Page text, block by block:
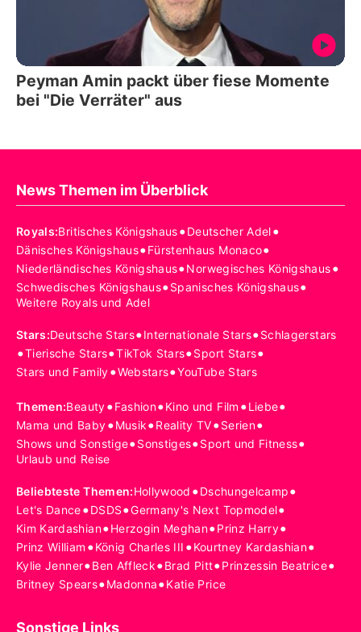
Peyman Amin packt über fiese Momente
bei "Die Verräter" aus
News Themen im Überblick
Royals:Britisches Königshaus•Deutscher Adel•
Dänisches Königshaus•Fürstenhaus Monaco•
Niederländisches Königshaus•Norwegisches Königshaus•
Schwedisches Königshaus•Spanisches Königshaus•
Weitere Royals und Adel
Stars:Deutsche Stars•Internationale Stars•Schlagerstars
•Tierische Stars•TikTok Stars•Sport Stars•
Stars und Family•Webstars•YouTube Stars
Themen:Beauty•Fashion•Kino und Film •Liebe•
Mama und Baby•Musik•Reality TV•Serien•
Shows und Sonstige•Sonstiges•Sport und Fitness•
Urlaub und Reise
Beliebteste Themen:Hollywood •Dschungelcamp•
Let's Dance•DSDS•Germany's Next Topmodel•
Kim Kardashian•Herzogin Meghan•Prinz Harry•
Prinz William •König Charles III •Kourtney Kardashian•
Kylie Jenner•Ben Affleck•Brad Pitt•Prinzessin Beatrice•
Britney Spears•Madonna•Katie Price
Sonstige Links